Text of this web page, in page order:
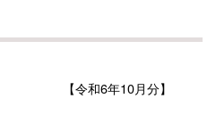
【令和6年10月分】